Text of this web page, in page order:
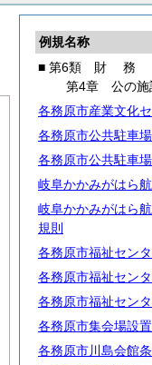
例規名称
■ 第6類 財 務
第4章 公の施
各務原市産業文化
各務原市公共駐車
各務原市公共駐車
岐阜かかみがはら
岐阜かかみがはら
規則
各務原市福祉セン
各務原市福祉セン
各務原市福祉セン
各務原市集会場設
各務原市川島会館